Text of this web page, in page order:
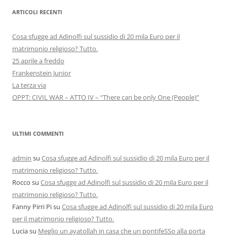
ARTICOLI RECENTI
Cosa sfugge ad Adinolfi sul sussidio di 20 mila Euro per il
matrimonio religioso? Tutto.
25 aprile a freddo
Frankenstein Junior
La terza via
OPPT: CIVIL WAR – ATTO IV – “There can be only One (People)”
ULTIMI COMMENTI
admin su Cosa sfugge ad Adinolfi sul sussidio di 20 mila Euro per il
matrimonio religioso? Tutto.
Rocco su Cosa sfugge ad Adinolfi sul sussidio di 20 mila Euro per il
matrimonio religioso? Tutto.
Fanny Pirri Pisu Cosa sfugge ad Adinolfi sul sussidio di 20 mila Euro
per il matrimonio religioso? Tutto.
Luciasu Meglio un ayatollah in casa che un pontifeSSo alla porta